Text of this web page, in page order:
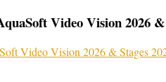
Video Vision 2026 &